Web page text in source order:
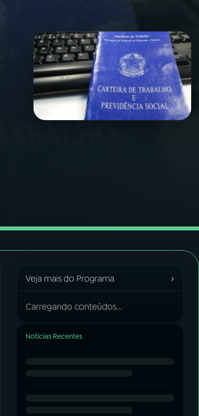
Veja mais do Programa ›
Carregando conteúdos...
Notícias Recentes